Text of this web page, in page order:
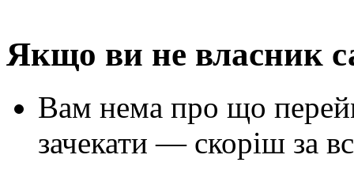
Якщо ви не власник
Вам нема про що
зачекати — скоріш за